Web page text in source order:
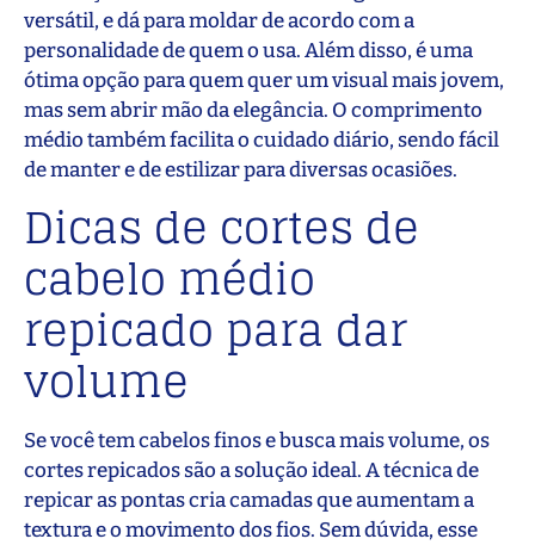
versátil, e dá para moldar de acordo com a
personalidade de quem o usa. Além disso, é uma
ótima opção para quem quer um visual mais jovem,
mas sem abrir mão da elegância. O comprimento
médio também facilita o cuidado diário, sendo fácil
de manter e de estilizar para diversas ocasiões.
Dicas de cortes de
cabelo médio
repicado para dar
volume
Se você tem cabelos finos e busca mais volume, os
cortes repicados são a solução ideal. A técnica de
repicar as pontas cria camadas que aumentam a
textura e o movimento dos fios. Sem dúvida, esse